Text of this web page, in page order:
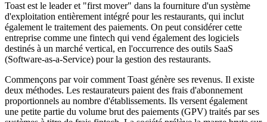
Toast est le leader et "first mover" dans la fourniture d'un système
d'exploitation entièrement intégré pour les restaurants, qui inclut
également le traitement des paiements. On peut considérer cette
entreprise comme une fintech qui vend également des logiciels
destinés à un marché vertical, en l'occurrence des outils SaaS
(Software-as-a-Service) pour la gestion des restaurants.
Commençons par voir comment Toast génère ses revenus. Il existe
deux méthodes. Les restaurateurs paient des frais d'abonnement
proportionnels au nombre d'établissements. Ils versent également
une petite partie du volume brut des paiements (GPV) traités par ses